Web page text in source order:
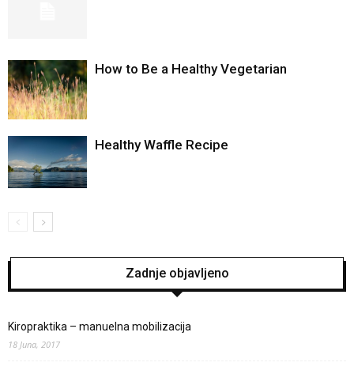
How to Be a Healthy Vegetarian
Healthy Waffle Recipe
Zadnje objavljeno
Kiropraktika – manuelna mobilizacija
18 Juna, 2017